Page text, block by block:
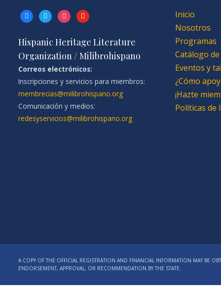
facebooktwitterinstagramyoutube
Hispanic Heritage Literature
Organization / Milibrohispano
Correos electrónicos:
Inscripciones y servicios para miembros:
membrecias@milibrohispano.org
Comunicación y medios:
redesyservicios@milibrohispano.org
Inicio
Nosotros
Programas
Catálogo
Eventos y
¿Cómo
¡Hazte
Políticas de
A COPY OF THE OFFICIAL REGISTRATION AND FINANCIAL INFORMATION MAY BE
ENDORSEMENT, APPROVAL, OR RECOMMENDATION BY THE STATE.